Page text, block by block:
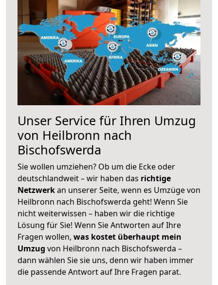
Unser Service für Ihren Umzug
von Heilbronn nach
Bischofswerda
Sie wollen umziehen? Ob um die Ecke oder
deutschlandweit – wir haben das richtige
Netzwerkan unserer Seite, wenn es Umzüge von
Heilbronn nach Bischofswerda geht! Wenn Sie
nicht weiterwissen – haben wir die richtige
Lösung für Sie! Wenn Sie Antworten auf Ihre
Fragen wollen, was kostet überhaupt mein
Umzug von Heilbronn nach Bischofswerda –
dann wählen Sie sie uns, denn wir haben immer
die passende Antwort auf Ihre Fragen parat.